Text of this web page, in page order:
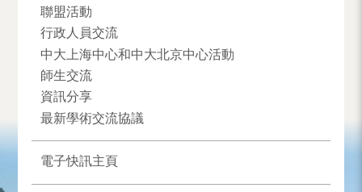
聯盟活動
行政人員交流
中大上海中心和中大北京中心活動
師生交流
資訊分享
最新學術交流協議
電子快訊主頁